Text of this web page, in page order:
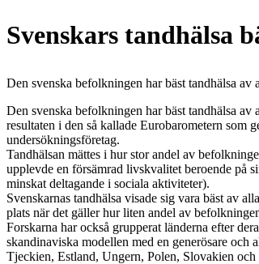
Svenskars tandhälsa
Den svenska befolkningen har bäst tandhälsa av
Den svenska befolkningen har bäst tandhälsa
resultaten i den så kallade Eurobarometern som
undersökningsföretag.
Tandhälsan mättes i hur stor andel av
upplevde en försämrad livskvalitet beroende på
minskat deltagande i sociala aktiviteter).
Svenskarnas tandhälsa visade sig vara bäst av
plats när det gäller hur liten andel av
Forskarna har också grupperat länderna efter
skandinaviska modellen med en generösare och
Tjeckien, Estland, Ungern, Polen, Slovakien